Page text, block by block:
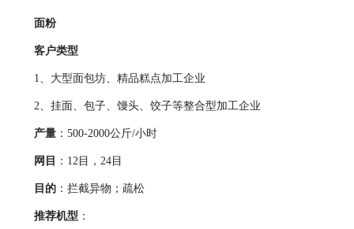
走进恒宇
面粉
客户类型
1、大型面包坊、精品糕点加工企业
2、挂面、包子、馒头、饺子等整合型加工企业
产量 ：500-2000公斤/小时
网目 ：12目，24目
目的 ：拦截异物；疏松
推荐机型 ：